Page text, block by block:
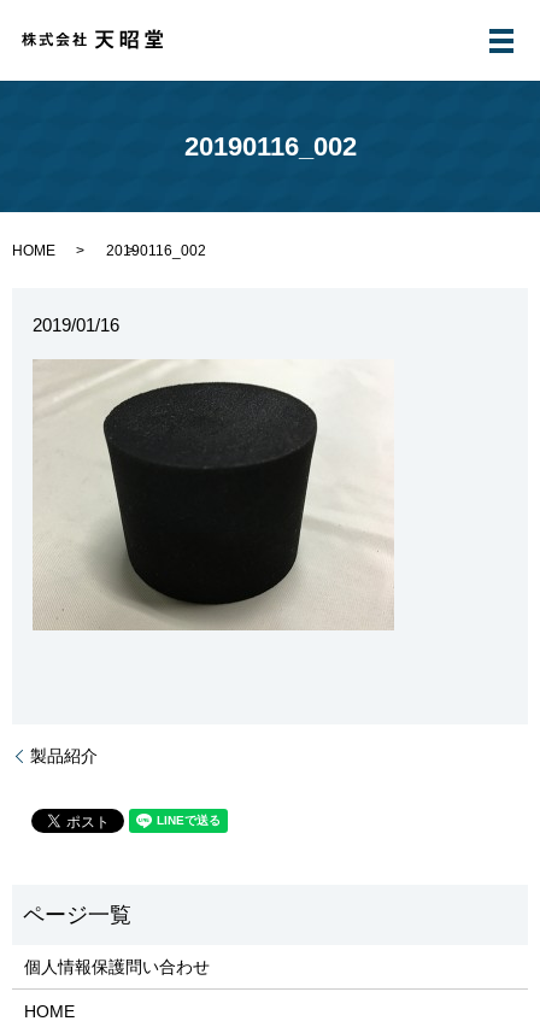
メ
20190116_002
HOME 20190116_002
2019/01/16
製品紹介
個人情報保護問い合わせ
HOME